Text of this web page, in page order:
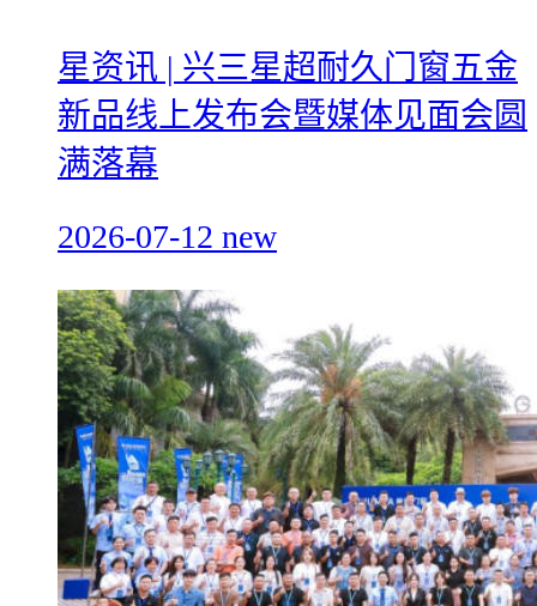
星资讯 | 兴三星超耐久门窗五金
新品线上发布会暨媒体见面会圆
满落幕
2026-07-12 new